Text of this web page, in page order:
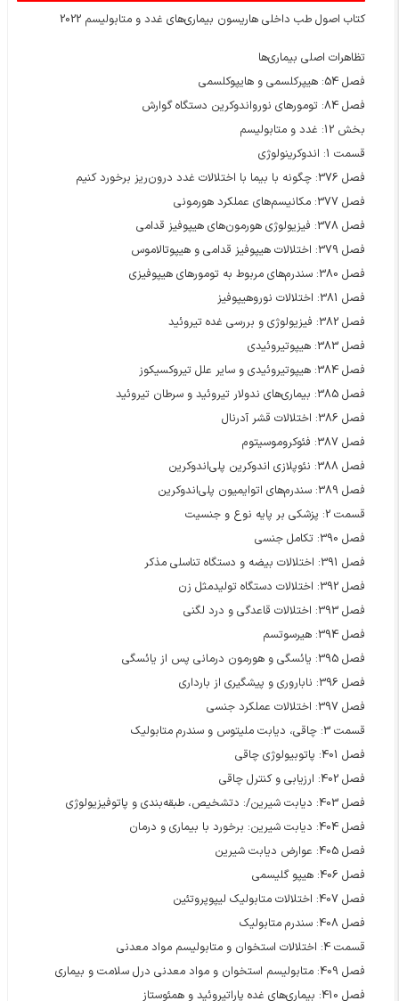
کتاب اصول طب داخلی هاریسون بیماری‌های غدد و متابولیسم 2022
تظاهرات اصلی بیماری‌ها
فصل 54: هیپرکلسمی و هایپوکلسمی
فصل 84: تومورهای نورواندوکرین دستگاه گوارش
بخش 12: غدد و متابولیسم
قسمت 1: اندوکرینولوژی
فصل 376: چگونه با بیما با اختلالات غدد درون‌ریز برخورد کنیم
فصل 377: مکانیسم‌های عملکرد هورمونی
فصل 378: فیزیولوژی هورمون‌های هیپوفیز قدامی
فصل 379: اختلالات هیپوفیز قدامی و هیپوتالاموس
فصل 380: سندرم‌های مربوط به تومورهای هیپوفیزی
فصل 381: اختلالات نوروهیپوفیز
فصل 382: فیزیولوژی و بررسی غده تیروئید
فصل 383: هیپوتیروئیدی
فصل 384: هیپوتیروئیدی و سایر علل تیروکسیکوز
فصل 385: بیماری‌های ندولار تیروئید و سرطان تیروئید
فصل 386: اختلالات قشر آدرنال
فصل 387: فئوکروموسیتوم
فصل 388: نئوپلازی اندوکرین پلی‌اندوکرین
فصل 389: سندرم‌های اتوایمیون پلی‌اندوکرین
قسمت 2: پزشکی بر پایه نوع و جنسیت
فصل 390: تکامل جنسی
فصل 391: اختلالات بیضه و دستگاه تناسلی مذکر
فصل 392: اختلالات دستگاه تولیدمثل زن
فصل 393: اختلالات قاعدگی و درد لگنی
فصل 394: هیرسوتسم
فصل 395: یائسگی و هورمون درمانی پس از یائسگی
فصل 396: ناباروری و پیشگیری از بارداری
فصل 397: اختلالات عملکرد جنسی
قسمت 3: چاقی، دیابت ملیتوس و سندرم متابولیک
فصل 401: پاتوبیولوژی چاقی
فصل 402: ارزیابی و کنترل چاقی
فصل 403: دیابت شیرین/: دتشخیص، طبقه‌بندی و پاتوفیزیولوژی
فصل 404: دیابت شیرین: برخورد با بیماری و درمان
فصل 405: عوارض دیابت شیرین
فصل 406: هیپو گلیسمی
فصل 407: اختلالات متابولیک لیپوپروتئین
فصل 408: سندرم متابولیک
قسمت 4: اختلالات استخوان و متابولیسم مواد معدنی
فصل 409: متابولیسم استخوان و مواد معدنی درل سلامت و بیماری
فصل 410: بیماری‌های غده پاراتیروئید و همئوستاز